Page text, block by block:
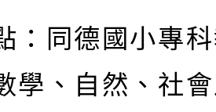
：同德國小專
學、自然、社